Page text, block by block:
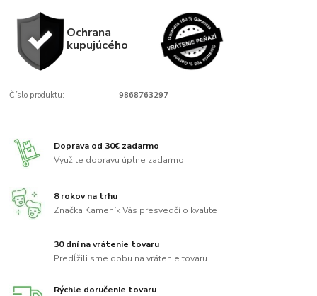
Ochrana
kupujúcého
Číslo produktu: 9868763297
Doprava od 30€ zadarmo
Využite dopravu úplne zadarmo
8 rokov na trhu
Značka Kameník Vás presvedčí o kvalite
30 dní na vrátenie tovaru
Predĺžili sme dobu na vrátenie tovaru
Rýchle doručenie tovaru